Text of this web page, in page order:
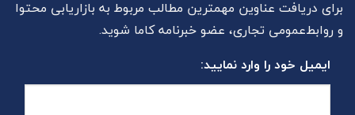
برای دریافت عناوین مهمترین مطالب مربوط به بازاریابی محتوا
و روابط‌عمومی تجاری، عضو خبرنامه کاما شوید.
ایمیل خود را وارد نمایید: